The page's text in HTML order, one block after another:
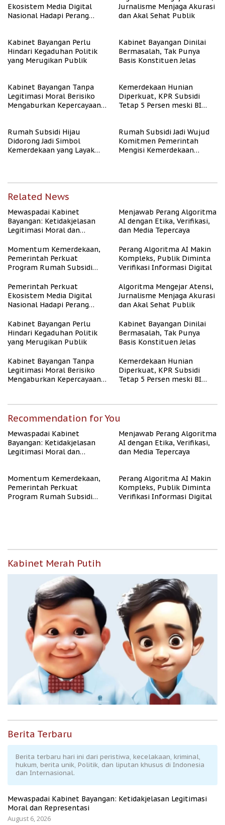
Ekosistem Media Digital
Nasional Hadapi Perang
Jurnalisme Menjaga Akurasi
dan Akal Sehat Publik
Kabinet Bayangan Perlu
Hindari Kegaduhan Politik
yang Merugikan Publik
Kabinet Bayangan Dinilai
Bermasalah, Tak Punya
Basis Konstituen Jelas
Kabinet Bayangan Tanpa
Legitimasi Moral Berisiko
Mengaburkan Kepercayaan
Kemerdekaan Hunian
Diperkuat, KPR Subsidi
Tetap 5 Persen meski BI
Rumah Subsidi Hijau
Didorong Jadi Simbol
Kemerdekaan yang Layak
Rumah Subsidi Jadi Wujud
Komitmen Pemerintah
Mengisi Kemerdekaan
Related News
Mewaspadai Kabinet
Bayangan: Ketidakjelasan
Legitimasi Moral dan
Menjawab Perang Algoritma
AI dengan Etika, Verifikasi,
dan Media Tepercaya
Momentum Kemerdekaan,
Pemerintah Perkuat
Program Rumah Subsidi
Berpenghasilan Rendah
Perang Algoritma AI Makin
Kompleks, Publik Diminta
Verifikasi Informasi Digital
Pemerintah Perkuat
Ekosistem Media Digital
Nasional Hadapi Perang
Algoritma Mengejar Atensi,
Jurnalisme Menjaga Akurasi
dan Akal Sehat Publik
Kabinet Bayangan Perlu
Hindari Kegaduhan Politik
yang Merugikan Publik
Kabinet Bayangan Dinilai
Bermasalah, Tak Punya
Basis Konstituen Jelas
Kabinet Bayangan Tanpa
Legitimasi Moral Berisiko
Mengaburkan Kepercayaan
Kemerdekaan Hunian
Diperkuat, KPR Subsidi
Tetap 5 Persen meski BI
Recommendation for You
Mewaspadai Kabinet
Bayangan: Ketidakjelasan
Legitimasi Moral dan
Menjawab Perang Algoritma
AI dengan Etika, Verifikasi,
dan Media Tepercaya
Momentum Kemerdekaan,
Pemerintah Perkuat
Program Rumah Subsidi
Perang Algoritma AI Makin
Kompleks, Publik Diminta
Verifikasi Informasi Digital
Kabinet Merah Putih
Berita Terbaru
Berita terbaru hari ini dari peristiwa, kecelakaan, kriminal,
hukum, berita unik, Politik, dan liputan khusus di Indonesia
dan Internasional.
Mewaspadai Kabinet Bayangan: Ketidakjelasan Legitimasi
Moral dan Representasi
August 6, 2026